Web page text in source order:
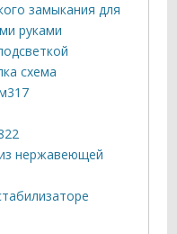
замыкания для
руками
схема
нержавеющей